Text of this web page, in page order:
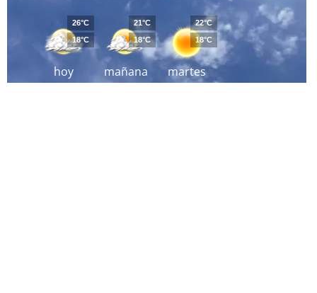
hoy
26°C
18°C
mañana
21°C
18°C
martes
22°C
18°C